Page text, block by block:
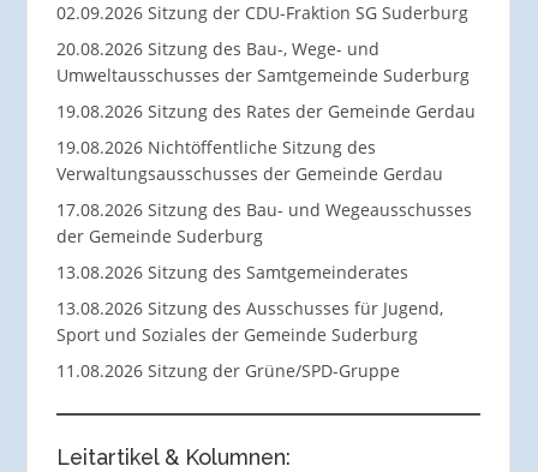
02.09.2026 Sitzung der CDU-Fraktion SG Suderburg
20.08.2026 Sitzung des Bau-, Wege- und
Umweltausschusses der Samtgemeinde Suderburg
19.08.2026 Sitzung des Rates der Gemeinde Gerdau
19.08.2026 Nichtöffentliche Sitzung des
Verwaltungsausschusses der Gemeinde Gerdau
17.08.2026 Sitzung des Bau- und Wegeausschusses
der Gemeinde Suderburg
13.08.2026 Sitzung des Samtgemeinderates
13.08.2026 Sitzung des Ausschusses für Jugend,
Sport und Soziales der Gemeinde Suderburg
11.08.2026 Sitzung der Grüne/SPD-Gruppe
Leitartikel & Kolumnen: